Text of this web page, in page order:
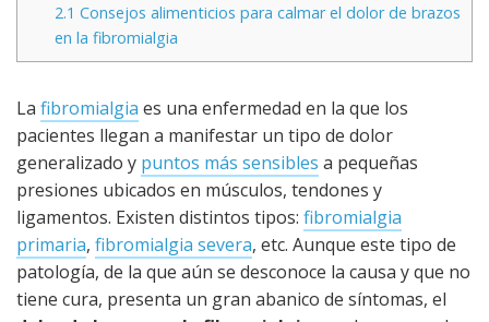
2.1 Consejos alimenticios para calmar el dolor de brazos
en la fibromialgia
La fibromialgia es una enfermedad en la que los
pacientes llegan a manifestar un tipo de dolor
generalizado y puntos más sensibles a pequeñas
presiones ubicados en músculos, tendones y
ligamentos. Existen distintos tipos: fibromialgia
primaria, fibromialgia severa, etc. Aunque este tipo de
patología, de la que aún se desconoce la causa y que no
tiene cura, presenta un gran abanico de síntomas, el